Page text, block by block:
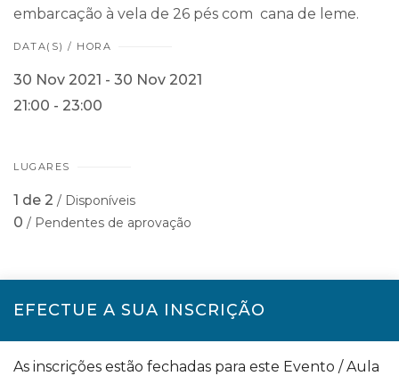
embarcação à vela de 26 pés com cana de leme.
DATA(S) / HORA
30 Nov 2021 - 30 Nov 2021
21:00 - 23:00
LUGARES
1 de 2 / Disponíveis
0 / Pendentes de aprovação
EFECTUE A SUA INSCRIÇÃO
As inscrições estão fechadas para este Evento / Aula